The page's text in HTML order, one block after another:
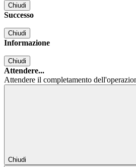
Chiudi
Successo
Chiudi
Informazione
Chiudi
Attendere...
Attendere il completamento
Chiudi